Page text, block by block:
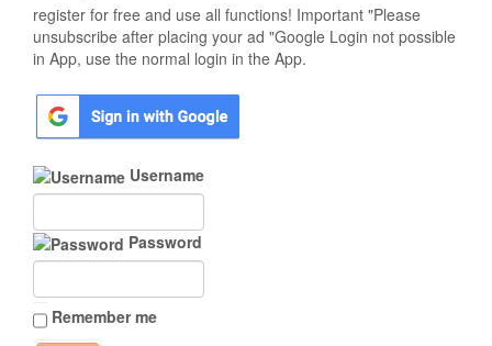
register for free and use all functions! Important "Please
unsubscribe after placing your ad "Google Login not possible
in App, use the normal login in the App.
Username
Password
Remember me